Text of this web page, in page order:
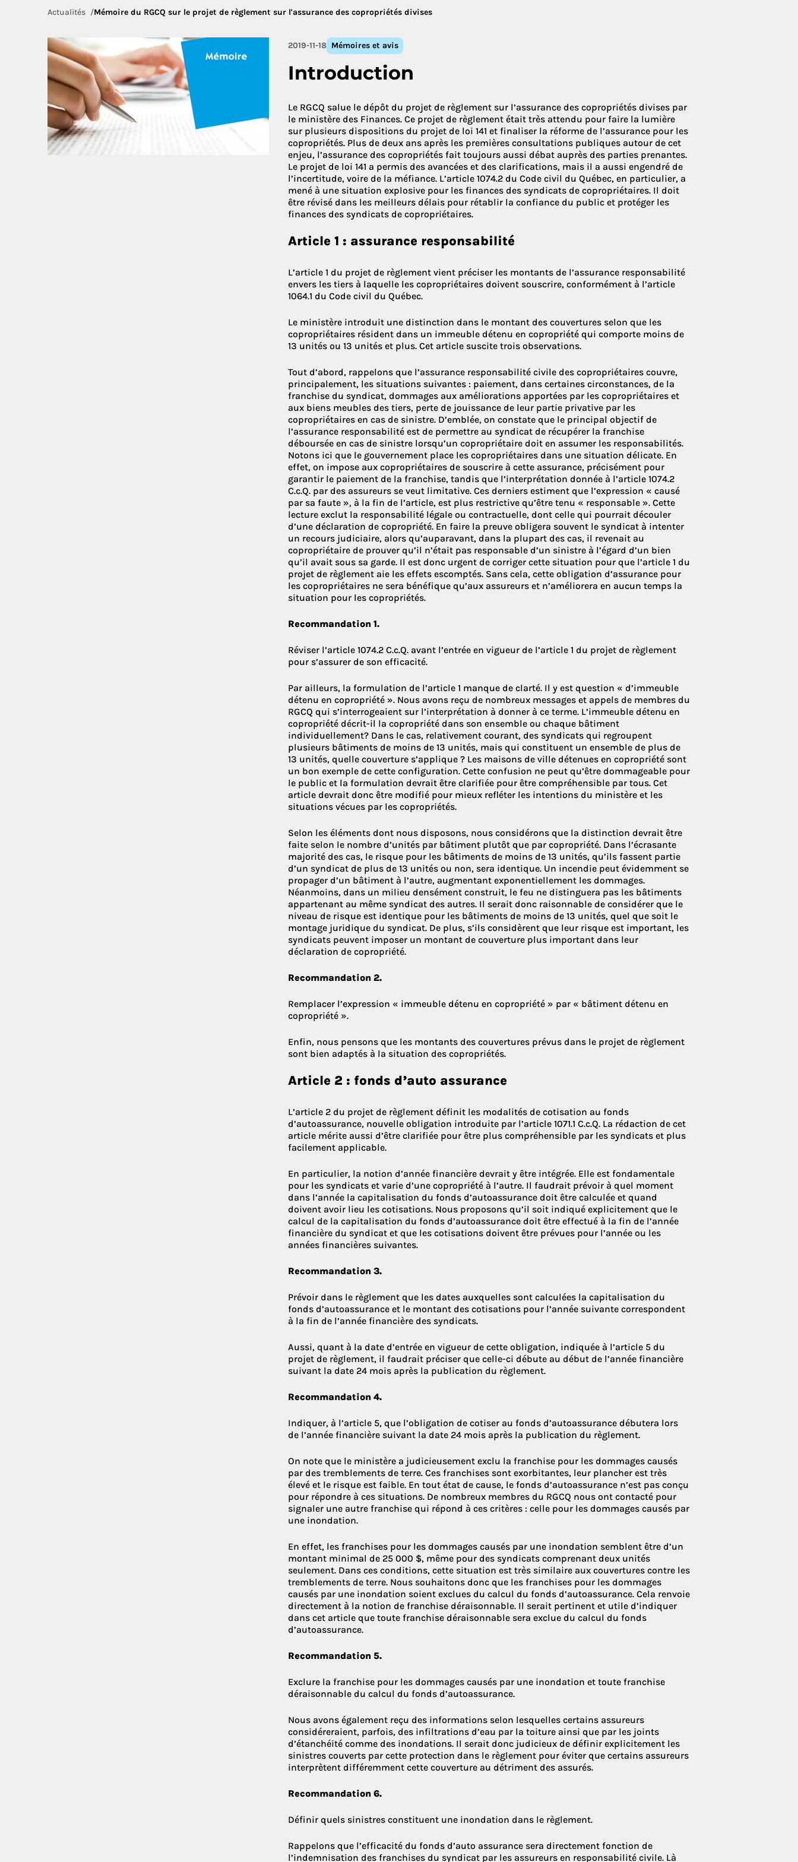
Actualités Mémoire du RGCQ sur le projet de règlement sur l'assurance des copropriétés divises
2019-11-18 Mémoires et avis
Introduction
Le RGCQ salue le dépôt du projet de règlement sur l’assurance des copropriétés divises par
le ministère des Finances. Ce projet de règlement était très attendu pour faire la lumière
sur plusieurs dispositions du projet de loi 141 et finaliser la réforme de l’assurance pour les
copropriétés. Plus de deux ans après les premières consultations publiques autour de cet
enjeu, l’assurance des copropriétés fait toujours aussi débat auprès des parties prenantes.
Le projet de loi 141 a permis des avancées et des clarifications, mais il a aussi engendré de
l’incertitude, voire de la méfiance. L’article 1074.2 du Code civil du Québec, en particulier, a
mené à une situation explosive pour les finances des syndicats de copropriétaires. Il doit
être révisé dans les meilleurs délais pour rétablir la confiance du public et protéger les
finances des syndicats de copropriétaires.
Article 1 : assurance responsabilité
L’article 1 du projet de règlement vient préciser les montants de l’assurance responsabilité
envers les tiers à laquelle les copropriétaires doivent souscrire, conformément à l’article
1064.1 du Code civil du Québec.
Le ministère introduit une distinction dans le montant des couvertures selon que les
copropriétaires résident dans un immeuble détenu en copropriété qui comporte moins de
13 unités ou 13 unités et plus. Cet article suscite trois observations.
Tout d’abord, rappelons que l’assurance responsabilité civile des copropriétaires couvre,
principalement, les situations suivantes : paiement, dans certaines circonstances, de la
franchise du syndicat, dommages aux améliorations apportées par les copropriétaires et
aux biens meubles des tiers, perte de jouissance de leur partie privative par les
copropriétaires en cas de sinistre. D’emblée, on constate que le principal objectif de
l’assurance responsabilité est de permettre au syndicat de récupérer la franchise
déboursée en cas de sinistre lorsqu’un copropriétaire doit en assumer les responsabilités.
Notons ici que le gouvernement place les copropriétaires dans une situation délicate. En
effet, on impose aux copropriétaires de souscrire à cette assurance, précisément pour
garantir le paiement de la franchise, tandis que l’interprétation donnée à l’article 1074.2
C.c.Q. par des assureurs se veut limitative. Ces derniers estiment que l’expression « causé
par sa faute », à la fin de l’article, est plus restrictive qu’être tenu « responsable ». Cette
lecture exclut la responsabilité légale ou contractuelle, dont celle qui pourrait découler
d’une déclaration de copropriété. En faire la preuve obligera souvent le syndicat à intenter
un recours judiciaire, alors qu’auparavant, dans la plupart des cas, il revenait au
copropriétaire de prouver qu’il n’était pas responsable d’un sinistre à l’égard d’un bien
qu’il avait sous sa garde. Il est donc urgent de corriger cette situation pour que l’article 1 du
projet de règlement aie les effets escomptés. Sans cela, cette obligation d’assurance pour
les copropriétaires ne sera bénéfique qu’aux assureurs et n’améliorera en aucun temps la
situation pour les copropriétés.
Recommandation 1.
Réviser l’article 1074.2 C.c.Q. avant l’entrée en vigueur de l’article 1 du projet de règlement
pour s’assurer de son efficacité.
Par ailleurs, la formulation de l’article 1 manque de clarté. Il y est question « d’immeuble
détenu en copropriété ». Nous avons reçu de nombreux messages et appels de membres du
RGCQ qui s’interrogeaient sur l’interprétation à donner à ce terme. L’immeuble détenu en
copropriété décrit-il la copropriété dans son ensemble ou chaque bâtiment
individuellement? Dans le cas, relativement courant, des syndicats qui regroupent
plusieurs bâtiments de moins de 13 unités, mais qui constituent un ensemble de plus de
13 unités, quelle couverture s’applique ? Les maisons de ville détenues en copropriété sont
un bon exemple de cette configuration. Cette confusion ne peut qu’être dommageable pour
le public et la formulation devrait être clarifiée pour être compréhensible par tous. Cet
article devrait donc être modifié pour mieux refléter les intentions du ministère et les
situations vécues par les copropriétés.
Selon les éléments dont nous disposons, nous considérons que la distinction devrait être
faite selon le nombre d’unités par bâtiment plutôt que par copropriété. Dans l’écrasante
majorité des cas, le risque pour les bâtiments de moins de 13 unités, qu’ils fassent partie
d’un syndicat de plus de 13 unités ou non, sera identique. Un incendie peut évidemment se
propager d’un bâtiment à l’autre, augmentant exponentiellement les dommages.
Néanmoins, dans un milieu densément construit, le feu ne distinguera pas les bâtiments
appartenant au même syndicat des autres. Il serait donc raisonnable de considérer que le
niveau de risque est identique pour les bâtiments de moins de 13 unités, quel que soit le
montage juridique du syndicat. De plus, s’ils considèrent que leur risque est important, les
syndicats peuvent imposer un montant de couverture plus important dans leur
déclaration de copropriété.
Recommandation 2.
Remplacer l’expression « immeuble détenu en copropriété » par « bâtiment détenu en
copropriété ».
Enfin, nous pensons que les montants des couvertures prévus dans le projet de règlement
sont bien adaptés à la situation des copropriétés.
Article 2 : fonds d’auto assurance
L’article 2 du projet de règlement définit les modalités de cotisation au fonds
d’autoassurance, nouvelle obligation introduite par l’article 1071.1 C.c.Q. La rédaction de cet
article mérite aussi d’être clarifiée pour être plus compréhensible par les syndicats et plus
facilement applicable.
En particulier, la notion d’année financière devrait y être intégrée. Elle est fondamentale
pour les syndicats et varie d’une copropriété à l’autre. Il faudrait prévoir à quel moment
dans l’année la capitalisation du fonds d’autoassurance doit être calculée et quand
doivent avoir lieu les cotisations. Nous proposons qu’il soit indiqué explicitement que le
calcul de la capitalisation du fonds d’autoassurance doit être effectué à la fin de l’année
financière du syndicat et que les cotisations doivent être prévues pour l’année ou les
années financières suivantes.
Recommandation 3.
Prévoir dans le règlement que les dates auxquelles sont calculées la capitalisation du
fonds d’autoassurance et le montant des cotisations pour l’année suivante correspondent
à la fin de l’année financière des syndicats.
Aussi, quant à la date d’entrée en vigueur de cette obligation, indiquée à l’article 5 du
projet de règlement, il faudrait préciser que celle-ci débute au début de l’année financière
suivant la date 24 mois après la publication du règlement.
Recommandation 4.
Indiquer, à l’article 5, que l’obligation de cotiser au fonds d’autoassurance débutera lors
de l’année financière suivant la date 24 mois après la publication du règlement.
On note que le ministère a judicieusement exclu la franchise pour les dommages causés
par des tremblements de terre. Ces franchises sont exorbitantes, leur plancher est très
élevé et le risque est faible. En tout état de cause, le fonds d’autoassurance n’est pas conçu
pour répondre à ces situations. De nombreux membres du RGCQ nous ont contacté pour
signaler une autre franchise qui répond à ces critères : celle pour les dommages causés par
une inondation.
En effet, les franchises pour les dommages causés par une inondation semblent être d’un
montant minimal de 25 000 $, même pour des syndicats comprenant deux unités
seulement. Dans ces conditions, cette situation est très similaire aux couvertures contre les
tremblements de terre. Nous souhaitons donc que les franchises pour les dommages
causés par une inondation soient exclues du calcul du fonds d’autoassurance. Cela renvoie
directement à la notion de franchise déraisonnable. Il serait pertinent et utile d’indiquer
dans cet article que toute franchise déraisonnable sera exclue du calcul du fonds
d’autoassurance.
Recommandation 5.
Exclure la franchise pour les dommages causés par une inondation et toute franchise
déraisonnable du calcul du fonds d’autoassurance.
Nous avons également reçu des informations selon lesquelles certains assureurs
considéreraient, parfois, des infiltrations d’eau par la toiture ainsi que par les joints
d’étanchéité comme des inondations. Il serait donc judicieux de définir explicitement les
sinistres couverts par cette protection dans le règlement pour éviter que certains assureurs
interprètent différemment cette couverture au détriment des assurés.
Recommandation 6.
Définir quels sinistres constituent une inondation dans le règlement.
Rappelons que l’efficacité du fonds d’auto assurance sera directement fonction de
l’indemnisation des franchises du syndicat par les assureurs en responsabilité civile. Là